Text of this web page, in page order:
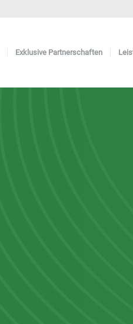
Exklusive Partnerschaften